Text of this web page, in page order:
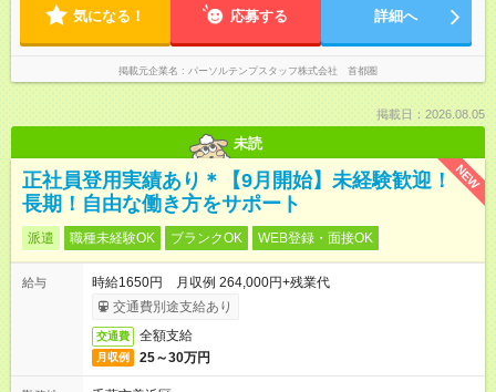
気になる！ 応募する 詳細へ
掲載元企業名 パーソルテンプスタッフ株式会社 首都圏
掲載日：2026.08.05
未読
NEW
正社員登用実績あり＊【9月開始】未経験歓迎！
長期！自由な働き方をサポート
派遣 職種未経験OK ブランクOK WEB登録・面接OK
給与
時給1650円 月収例 264,000円+残業代
交通費別途支給あり
交通費 全額支給
月収例 25～30万円